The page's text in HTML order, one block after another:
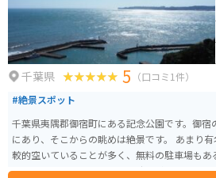
千葉県 5 （口コミ1件）
#絶景スポット
千葉県夷隅郡御宿町にある記念公園です。御
にあり、そこからの眺めは絶景です。 あまり有名な観光名所ではないため比
較的空いていることが多く、無料の駐車場も
となります。ただし、会場の時間が8:00〜